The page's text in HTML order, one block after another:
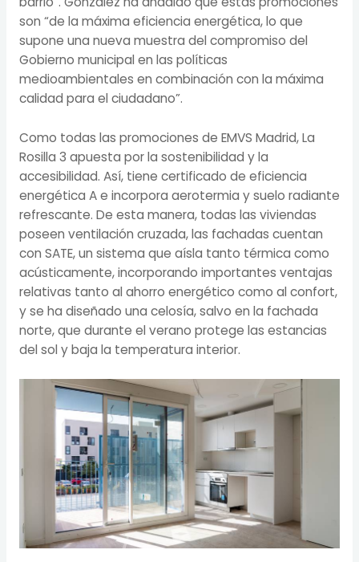
son “de la máxima eficiencia energética, lo que
supone una nueva muestra del compromiso del
Gobierno municipal en las políticas
medioambientales en combinación con la máxima
calidad para el ciudadano”.
Como todas las promociones de EMVS Madrid, La
Rosilla 3 apuesta por la sostenibilidad y la
accesibilidad. Así, tiene certificado de eficiencia
energética A e incorpora aerotermia y suelo radiante
refrescante. De esta manera, todas las viviendas
poseen ventilación cruzada, las fachadas cuentan
con SATE, un sistema que aísla tanto térmica como
acústicamente, incorporando importantes ventajas
relativas tanto al ahorro energético como al confort,
y se ha diseñado una celosía, salvo en la fachada
norte, que durante el verano protege las estancias
del sol y baja la temperatura interior.